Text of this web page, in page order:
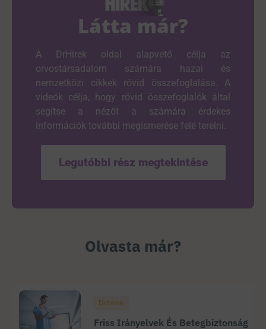
Látta már?
A DrHírek oldal alapvető célja az
orvostársadalom számára hazai és
nemzetközi cikkek rövid összefoglalása. A
videók célja, hogy rövid összefoglalók által
segítse a nézőt a számára érdekes
információk további megismerése felé terelni.
Legutóbbi rész megtekintése
Olvasta már?
Drhírek
Friss Irányelvek És Betegbiztonság